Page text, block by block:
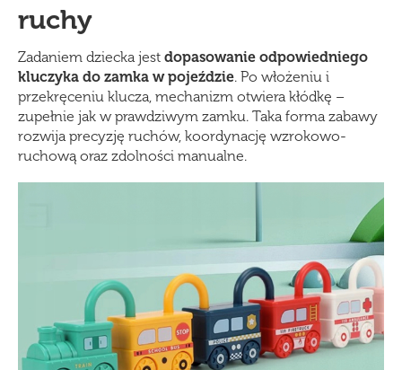
ruchy
Zadaniem dziecka jest dopasowanie odpowiedniego
kluczyka do zamka w pojeździe. Po włożeniu i
przekręceniu klucza, mechanizm otwiera kłódkę –
zupełnie jak w prawdziwym zamku. Taka forma zabawy
rozwija precyzję ruchów, koordynację wzrokowo-
ruchową oraz zdolności manualne.